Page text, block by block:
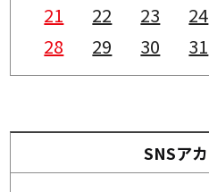
21
22 23 24
28
29 30 31
SNSア